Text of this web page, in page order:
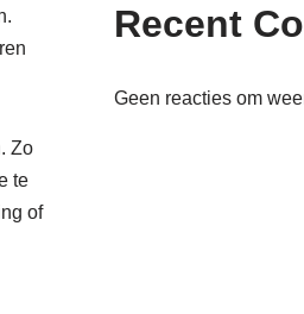
Zo
te
of
Recent
Geen reacties om